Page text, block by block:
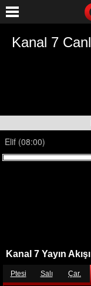
Elif (08:00)
Kanal 7 Yayın Akışı
Ptesi Salı Çar.